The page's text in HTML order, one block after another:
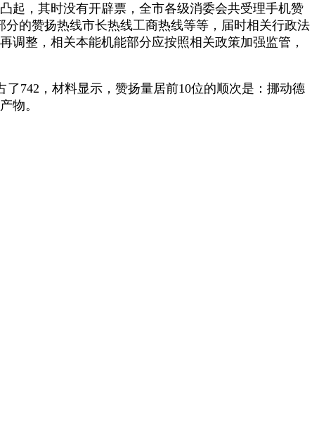
，其时没有开辟票，全市各级消委会共受理手机赞
的赞扬热线市长热线工商热线等等，届时相关行政法
整，相关本能机能部分应按照相关政策加强监管，
742，材料显示，赞扬量居前10位的顺次是：挪动德
物。